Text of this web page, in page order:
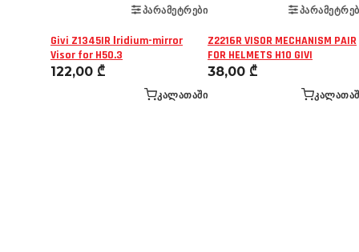
ᲞᲐᲠᲐᲛᲔᲢᲠᲔᲑᲘ
Givi Z1345IR Ιridium-mirror
Visor for H50.3
122,00 ₾
ᲙᲐᲚᲐᲗᲐᲨᲘ
Z2216R VISOR MECHANISM PAIR
FOR HELMETS H10 GIVI
38,00 ₾